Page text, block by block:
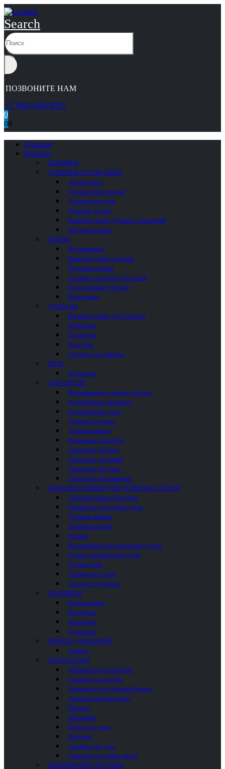
Search
ПОЗВОНИТЕ НАМ
+7 (965) 000 9055
0
00
Главная
Каталог
НОВИНКИ
ДУШЕВЫЕ ОГРАЖДЕНИЯ
Двери в нишу
Душевые перегородки
Душевые поддоны
Душевые уголки
Комплектующие душевых ограждений
Шторки на ванну
ВАННЫ
Встраиваемые
Комплектующие для ванн
Отдельностоящие
Столики и полочки для ванной
Подголовники для ванн
Пристенные
УНИТАЗЫ
Комплектующие для унитазов
Напольные
Подвесные
Писсуары
Сиденья для унитазов
БИДЕ
Подвесные
СМЕСИТЕЛИ
Встраиваемые душевые системы
Встраиваемые смесители
Гигиенические души
Душевые системы
Душевые панели
Напольные смесители
Смесители для биде
Смесители для ванны
Смесители для душа
Смесители для раковины
КОМПЛЕКТУЮЩИЕ ДЛЯ ДУШЕВЫХ СИСТЕМ
Гидромассажные форсунки
Держатели для ручного душа
Душевые наборы
Душевые шланги
Изливы
Кронштейны для тропического душа
Ручные гигиенические души
Ручные души
Тропические души
Угловые соединения
РАКОВИНЫ
Встраиваемые
Накладные
Напольные
Подвесные
МЕБЕЛЬ ДЛЯ ВАННОЙ
Зеркала
АКСЕССУАРЫ
Держатели для полотенец
Гарнитур для туалета
Держатели для туалетной бумаги
Дозаторы жидкого мыла
Крючки
Мыльницы
Полки для душа
Поручни
Скребки для душа
Стаканы для зубных щеток
ИНЖЕНЕРНЫЕ СИСТЕМЫ